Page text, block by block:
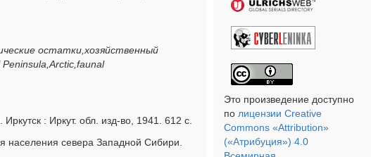
остатки,хозяйственный
: Иркут. обл. изд-во, 1941. 612 с.
населения севера Западной Сибири.
Это произведение доступно
по лицензии Creative
Commons «Attribution»
(«Атрибуция») 4.0